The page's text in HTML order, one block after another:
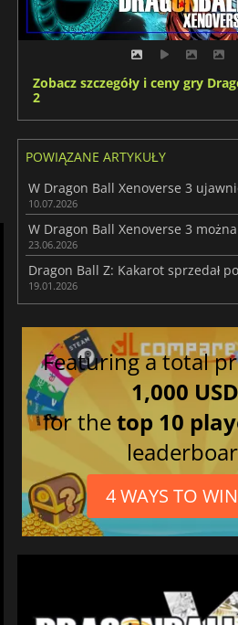
Zobacz szczegóły i ceny gry
2
POWIĄZANE ARTYKUŁY
10.07.2026
23.06.2026
19.01.2026
Featuring a total
1,000
for thetop 10
4 WAYS TO